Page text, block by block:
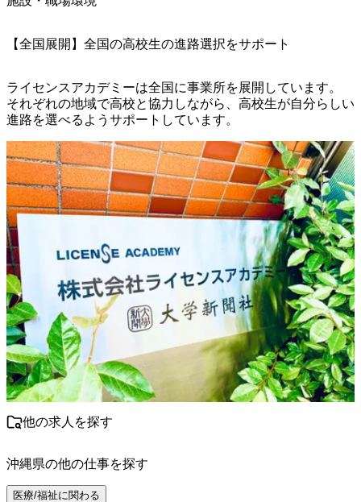
【全国展開】全国の高校生の進路選択をサポート
ライセンスアカデミーは全国に事業所を展開しています。
それぞれの地域で高校と協力しながら、高校生が自分らしい
進路を選べるようサポートしています。
他の求人を探す
沖縄県の他の仕事を探す
医療/福祉に関わる